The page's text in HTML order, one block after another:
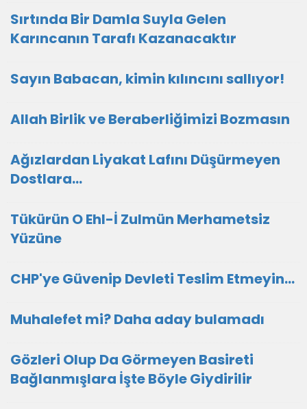
Sırtında Bir Damla Suyla Gelen
Karıncanın Tarafı Kazanacaktır
Sayın Babacan, kimin kılıncını sallıyor!
Allah Birlik ve Beraberliğimizi Bozmasın
Ağızlardan Liyakat Lafını Düşürmeyen
Dostlara...
Tükürün O Ehl-İ Zulmün Merhametsiz
Yüzüne
CHP'ye Güvenip Devleti Teslim Etmeyin…
Muhalefet mi? Daha aday bulamadı
Gözleri Olup Da Görmeyen Basireti
Bağlanmışlara İşte Böyle Giydirilir